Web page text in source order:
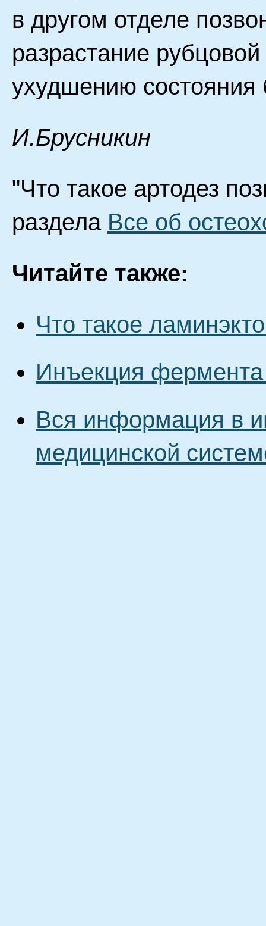
в другом отделе
разрастание
ухудшению состояния
И.Брусникин
"Что такое артодез
раздела Все об
Читайте также:
Что такое
Инъекция
Вся информация в
медицинской